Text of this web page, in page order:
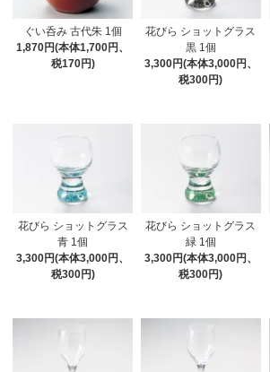
ぐい呑み 古代朱 1個
1,870円(本体1,700円、
税170円)
花びら ショットグラス
黒 1個
3,300円(本体3,000円、
税300円)
花びら ショットグラス
青 1個
3,300円(本体3,000円、
税300円)
花びら ショットグラス
緑 1個
3,300円(本体3,000円、
税300円)